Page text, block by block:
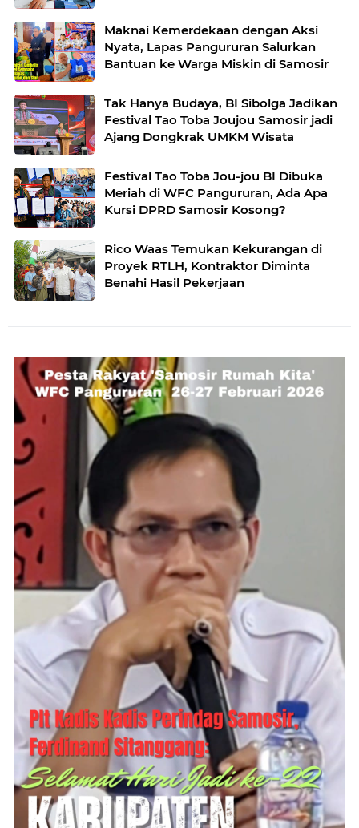
Maknai Kemerdekaan dengan Aksi
Nyata, Lapas Pangururan Salurkan
Bantuan ke Warga Miskin di Samosir
Tak Hanya Budaya, BI Sibolga Jadikan
Festival Tao Toba Joujou Samosir jadi
Ajang Dongkrak UMKM Wisata
Festival Tao Toba Jou-jou BI Dibuka
Meriah di WFC Pangururan, Ada Apa
Kursi DPRD Samosir Kosong?
Rico Waas Temukan Kekurangan di
Proyek RTLH, Kontraktor Diminta
Benahi Hasil Pekerjaan